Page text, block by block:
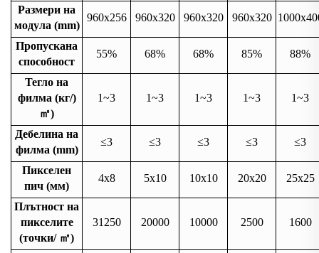
Размери на
модула (mm)
960x256 960x320 960x320 960x320
Пропускана
способност
55% 68% 68% 85% 88%
Тегло на
филма (кг/)
㎡)
1~3 1~3 1~3 1~3 1~3
Дебелина на
филма (mm)
≤3 ≤3 ≤3 ≤3 ≤3
Пикселен
пич (мм)
4x8 5x10 10x10 20x20 25x25
Плътност на
пикселите
(точки/ ㎡)
31250 20000 10000 2500 1600